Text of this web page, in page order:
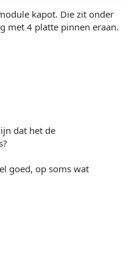
kapot. Die zit onder
met 4 platte pinnen eraan.
dat het de
goed, op soms wat